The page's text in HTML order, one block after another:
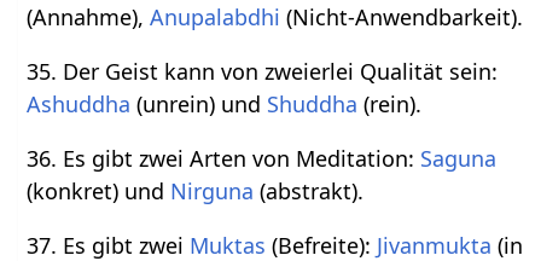
(Annahme),Anupalabdhi (Nicht-Anwendbarkeit).
35. Der Geist kann von zweierlei Qualität sein:
Ashuddha (unrein) und Shuddha (rein).
36. Es gibt zwei Arten von Meditation: Saguna
(konkret) und Nirguna (abstrakt).
37. Es gibt zwei Muktas (Befreite): Jivanmukta (in